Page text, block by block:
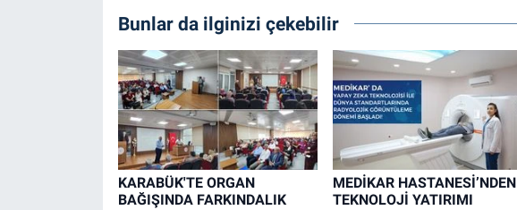
Bunlar da ilginizi çekebilir
KARABÜK'TE ORGAN
BAĞIŞINDA FARKINDALIK
MEDİKAR HASTANESİ’NDEN
TEKNOLOJİ YATIRIMI